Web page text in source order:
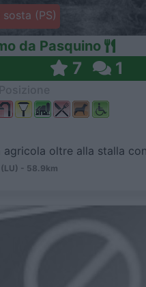
(PS)
da Pasquino
7 1
agricola oltre alla stalla
- 58.9km